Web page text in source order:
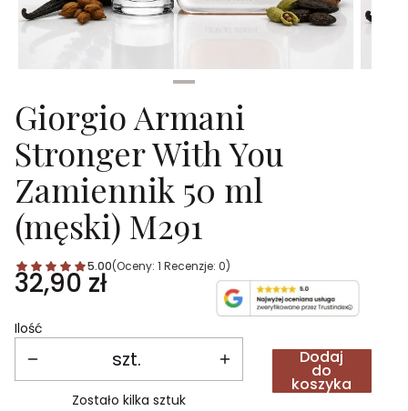
Giorgio Armani
Stronger With You
Zamiennik 50 ml
(męski) M291
5.00(Oceny: 1 Recenzje: 0)
Cena
32,90 zł
Ilość
szt.
Zostało kilka sztuk
Dodaj
do
koszyka